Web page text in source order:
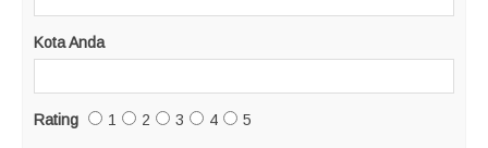
Kota Anda
Rating 1 2 3 4 5